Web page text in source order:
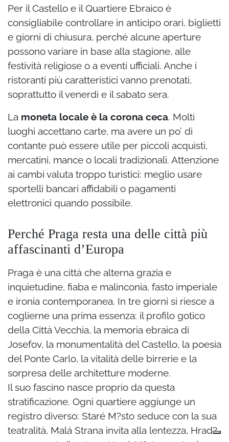
Per il Castello e il Quartiere Ebraico è
consigliabile controllare in anticipo orari, biglietti
e giorni di chiusura, perché alcune aperture
possono variare in base alla stagione, alle
festività religiose o a eventi ufficiali. Anche i
ristoranti più caratteristici vanno prenotati,
soprattutto il venerdì e il sabato sera.
La moneta locale è la corona ceca. Molti
luoghi accettano carte, ma avere un po’ di
contante può essere utile per piccoli acquisti,
mercatini, mance o locali tradizionali. Attenzione
ai cambi valuta troppo turistici: meglio usare
sportelli bancari affidabili o pagamenti
elettronici quando possibile.
Perché Praga resta una delle città più
affascinanti d’Europa
Praga è una città che alterna grazia e
inquietudine, fiaba e malinconia, fasto imperiale
e ironia contemporanea. In tre giorni si riesce a
coglierne una prima essenza: il profilo gotico
della Città Vecchia, la memoria ebraica di
Josefov, la monumentalità del Castello, la poesia
del Ponte Carlo, la vitalità delle birrerie e la
sorpresa delle architetture moderne.
Il suo fascino nasce proprio da questa
stratificazione. Ogni quartiere aggiunge un
registro diverso: Staré M?sto seduce con la sua
teatralità, Malá Strana invita alla lentezza, Hrad?